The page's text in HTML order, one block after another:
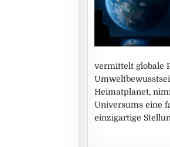
vermittelt globale
Heimatplanet,
Universums eine
einzigartige